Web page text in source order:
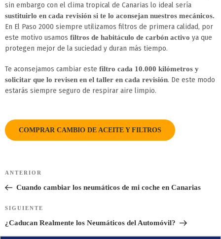
sin embargo con el clima tropical de Canarias lo ideal sería
sustituirlo en cada revisión si te lo aconsejan nuestros mecánicos.
En El Paso 2000 siempre utilizamos filtros de primera calidad, por
este motivo usamos filtros de habitáculo de carbón activo ya que
protegen mejor de la suciedad y duran más tiempo.
Te aconsejamos cambiar este filtro cada 10.000 kilómetros y
solicitar que lo revisen en el taller en cada revisión. De este modo
estarás siempre seguro de respirar aire limpio.
COMPRAR CAMBIO DE ACEITE Y FILTROS
de
entradas
Entrada
anterior:
ANTERIOR
Cuando cambiar los neumáticos de mi coche en Canarias
Siguiente
entrada
SIGUIENTE
¿Caducan Realmente los Neumáticos del Automóvil?